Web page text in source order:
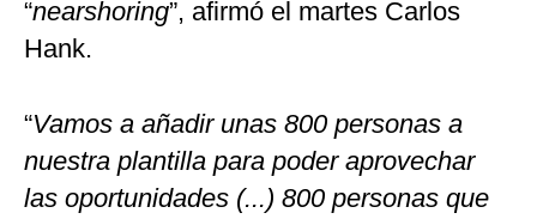
“nearshoring”, afirmó el martes Carlos
Hank.
“Vamos a añadir unas 800 personas a
nuestra plantilla para poder aprovechar
las oportunidades (...) 800 personas que